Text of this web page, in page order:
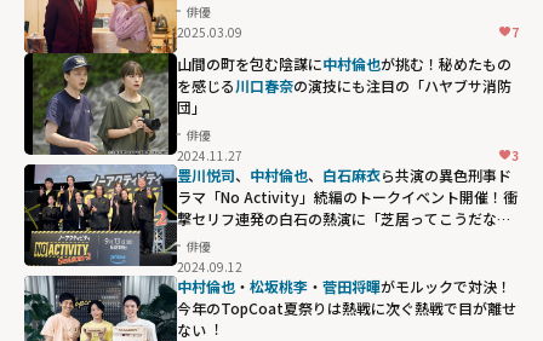
俳優
2025.03.09
7
山間の町を包む陰謀に中村倫也が挑む！秘めたもの
を感じる川口春奈の演技にも注目の「ハヤブサ消防
団」
俳優
2024.11.27
3
豊川悦司、 中村倫也、 白石麻衣ら共演の異色刑事ド
ラマ「No Activity」続編のトークイベント開催！衝
撃セリフ連発の白石の熱演に「芝居ってこうだな」
と中村も感心
俳優
2024.09.12
中村倫也 ・ 松坂桃李 ・ 菅⽥将暉がモルックで対決！
今年のTopCoat夏祭りは熱戦に次ぐ熱戦で⽬が離せ
ない︕